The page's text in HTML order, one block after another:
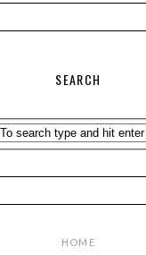
SEARCH
HOME